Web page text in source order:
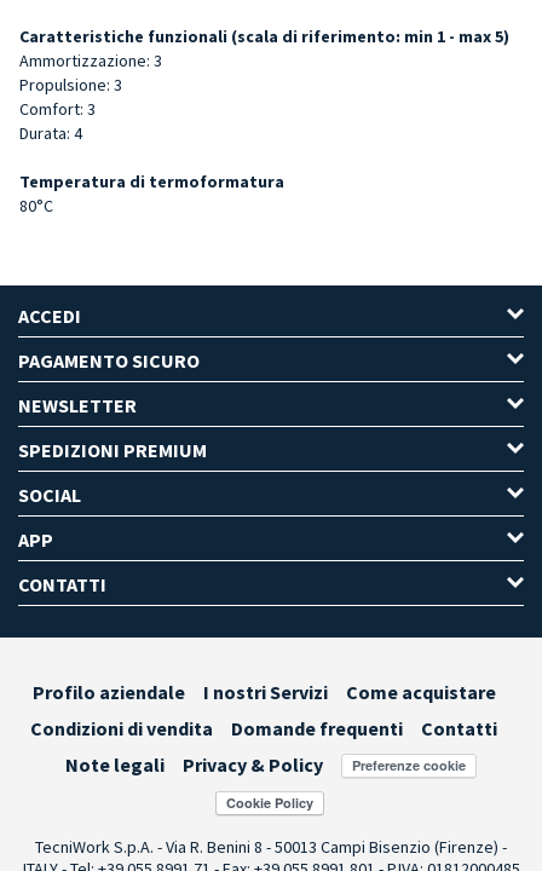
Caratteristiche funzionali (scala di riferimento: min 1 - max 5)
Ammortizzazione: 3
Propulsione: 3
Comfort: 3
Durata: 4
Temperatura di termoformatura
80°C
ACCEDI
PAGAMENTO SICURO
NEWSLETTER
SPEDIZIONI PREMIUM
SOCIAL
APP
CONTATTI
Profilo aziendale I nostri Servizi
Come acquistare
Condizioni di vendita
Domande frequenti
Contatti
Note legali
Privacy & Policy Preferenze cookie
TecniWork S.p.A. - Via R. Benini 8 - 50013 Campi Bisenzio (Firenze) -